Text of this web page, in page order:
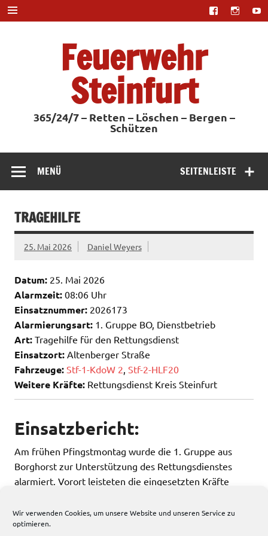
Wir verwenden Cookies, um unsere Website und unseren Service zu
optimieren.
Zum
Inhalt
springen
Feuerwehr
Steinfurt
365/24/7 – Retten – Löschen – Bergen –
Schützen
SEITENLEISTE
MENÜ
TRAGEHILFE
25. Mai 2026 Daniel Weyers
Datum: 25. Mai 2026
Alarmzeit: 08:06 Uhr
Einsatznummer: 2026173
Alarmierungsart: 1. Gruppe BO, Dienstbetrieb
Art: Tragehilfe für den Rettungsdienst
Einsatzort: Altenberger Straße
Fahrzeuge: Stf-1-KdoW 2 Stf-2-HLF20
Weitere Kräfte: Rettungsdienst Kreis Steinfurt
Einsatzbericht:
Am frühen Pfingstmontag wurde die 1. Gruppe aus
Borghorst zur Unterstützung des Rettungsdienstes
alarmiert. Vorort leisteten die eingesetzten Kräfte
199 total views